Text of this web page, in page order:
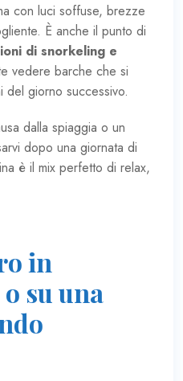
con luci soffuse, brezze
È anche il punto di
di snorkeling e
vedere barche che si
giorno successivo.
dalla spiaggia o un
dopo una giornata di
è il mix perfetto di relax,
in
su una